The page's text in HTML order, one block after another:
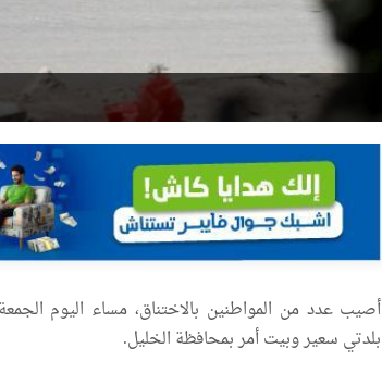
أصيب عدد من المواطنين بالاختناق، مساء اليوم
بلدتي سعير وبيت أمر بمحافظة الخليل.